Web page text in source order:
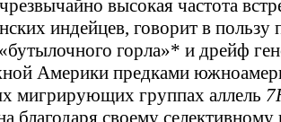
высокая частота
индейцев, говорит в
горла»* и дрейф
Америки предками
мигрирующих группах аллель 7
благодаря своему